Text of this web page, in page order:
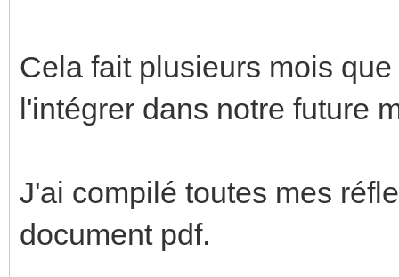
Cela fait plusieurs mois
l'intégrer dans notre future
J'ai compilé toutes mes
document pdf.